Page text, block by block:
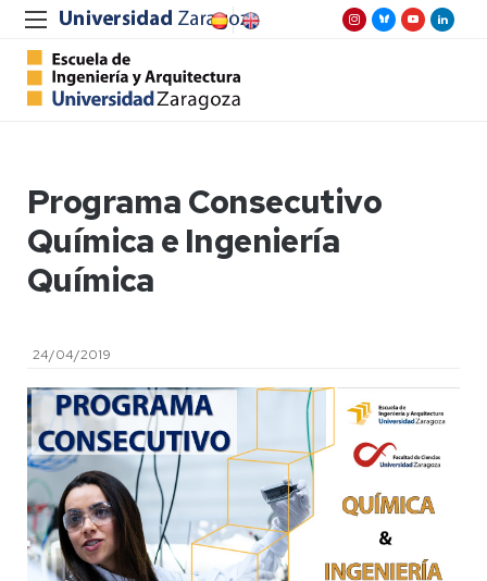
Programa Consecutivo
Química e Ingeniería
Química
24/04/2019